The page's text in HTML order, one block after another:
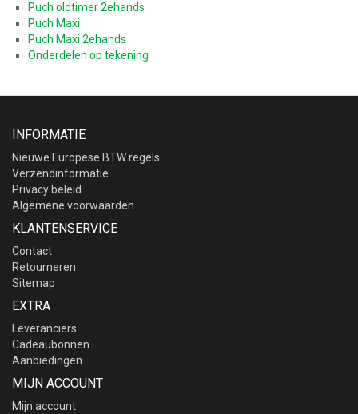
Puch oldtimer 2ehands
Puch Maxi
Puch Maxi 2ehands
Onderdelen op tekening
INFORMATIE
Nieuwe Europese BTW regels
Verzendinformatie
Privacy beleid
Algemene voorwaarden
KLANTENSERVICE
Contact
Retourneren
Sitemap
EXTRA
Leveranciers
Cadeaubonnen
Aanbiedingen
MIJN ACCOUNT
Mijn account